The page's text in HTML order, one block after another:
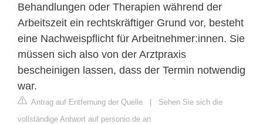
Behandlungen oder Therapien während der
Arbeitszeit ein rechtskräftiger Grund vor, besteht
eine Nachweispflicht für Arbeitnehmer:innen. Sie
müssen sich also von der Arztpraxis
bescheinigen lassen, dass der Termin notwendig
war.
Antrag auf Entfernung der Quelle | Sehen Sie sich die
vollständige Antwort auf personio.de an